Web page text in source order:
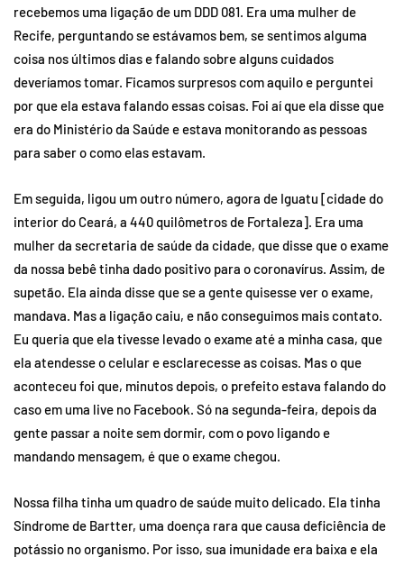
recebemos uma ligação de um DDD 081. Era uma mulher de
Recife, perguntando se estávamos bem, se sentimos alguma
coisa nos últimos dias e falando sobre alguns cuidados
deveríamos tomar. Ficamos surpresos com aquilo e perguntei
por que ela estava falando essas coisas. Foi aí que ela disse que
era do Ministério da Saúde e estava monitorando as pessoas
para saber o como elas estavam.
Em seguida, ligou um outro número, agora de Iguatu [cidade do
interior do Ceará, a 440 quilômetros de Fortaleza]. Era uma
mulher da secretaria de saúde da cidade, que disse que o exame
da nossa bebê tinha dado positivo para o coronavírus. Assim, de
supetão. Ela ainda disse que se a gente quisesse ver o exame,
mandava. Mas a ligação caiu, e não conseguimos mais contato.
Eu queria que ela tivesse levado o exame até a minha casa, que
ela atendesse o celular e esclarecesse as coisas. Mas o que
aconteceu foi que, minutos depois, o prefeito estava falando do
caso em uma live no Facebook. Só na segunda-feira, depois da
gente passar a noite sem dormir, com o povo ligando e
mandando mensagem, é que o exame chegou.
Nossa filha tinha um quadro de saúde muito delicado. Ela tinha
Síndrome de Bartter, uma doença rara que causa deficiência de
potássio no organismo. Por isso, sua imunidade era baixa e ela